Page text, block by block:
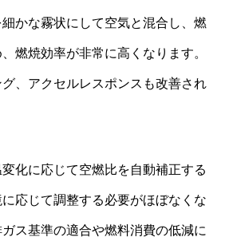
かな霧状にして空気と混合し、燃
燃焼効率が非常に高くなります。
、アクセルレスポンスも改善され
化に応じて空燃比を自動補正する
応じて調整する必要がほぼなくな
ス基準の適合や燃料消費の低減に